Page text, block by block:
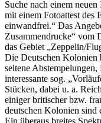
Suche nach einem
mit einem Fotoattest des
einwandfrei.“ Das
Zusammendrucke“ vom
das Gebiet „Zeppelin/
Die Deutschen Kolonien
seltene
interessante sog.
Stücken, dabei u. a.
einiger britischer bzw.
deutschen Kolonien sind
Ein überaus breites